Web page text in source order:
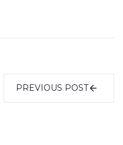
PREVIOUS POST